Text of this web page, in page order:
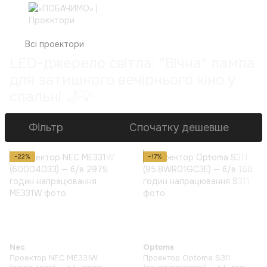
Всі проектори
Фільтр Спочатку дешевше
−22%
Nec
Проектор NEC ME331W
−17%
Optoma
Проектор Optoma S311